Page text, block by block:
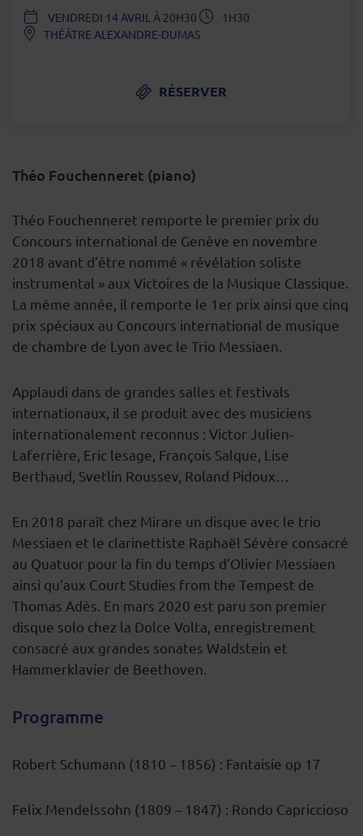
DATEVENDREDI 14 AVRIL À 20H30
1H30
THÉÂTRE ALEXANDRE-DUMAS
RÉSERVER
Théo Fouchenneret (piano)
DESCRIPTION
Théo Fouchenneret remporte le premier prix du
Concours international de Genève en novembre
2018 avant d’être nommé « révélation soliste
instrumental » aux Victoires de la Musique Classique.
La même année, il remporte le 1er prix ainsi que cinq
prix spéciaux au Concours international de musique
de chambre de Lyon avec le Trio Messiaen.
Applaudi dans de grandes salles et festivals
internationaux, il se produit avec des musiciens
internationalement reconnus : Victor Julien-
Laferrière, Eric lesage, François Salque, Lise
Berthaud, Svetlin Roussev, Roland Pidoux…
En 2018 paraît chez Mirare un disque avec le trio
Messiaen et le clarinettiste Raphaël Sévère consacré
au Quatuor pour la fin du temps d’Olivier Messiaen
ainsi qu’aux Court Studies from the Tempest de
Thomas Adès. En mars 2020 est paru son premier
disque solo chez la Dolce Volta, enregistrement
consacré aux grandes sonates Waldstein et
Hammerklavier de Beethoven.
Programme
Robert Schumann (1810 – 1856) : Fantaisie op 17
Felix Mendelssohn (1809 – 1847) : Rondo Capriccioso